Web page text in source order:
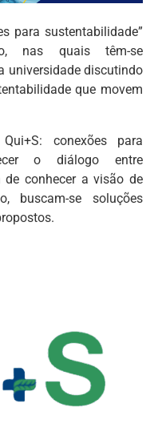
para sustentabilidade”
nas quais têm-se
universidade discutindo
que movem
conexões para
o diálogo entre
conhecer a visão de
buscam-se soluções